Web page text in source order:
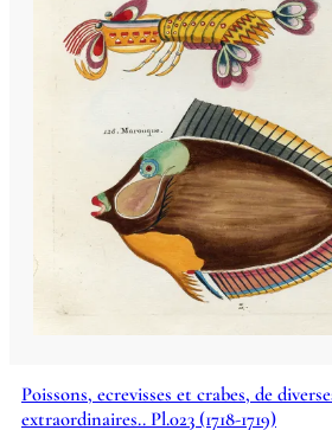
Poissons, ecrevisses et crabes, de
extraordinaires.. Pl.023 (1718-1719)